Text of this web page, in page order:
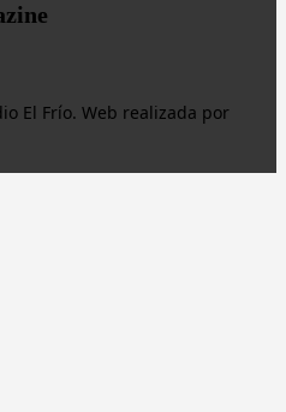
El Frío. Web realizada por